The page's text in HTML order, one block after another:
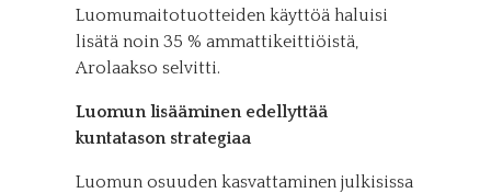
Luomumaitotuotteiden käyttöä haluisi
lisätä noin 35 % ammattikeittiöistä,
Arolaakso selvitti.
Luomun lisääminen edellyttää
kuntatason strategiaa
Luomun osuuden kasvattaminen julkisissa